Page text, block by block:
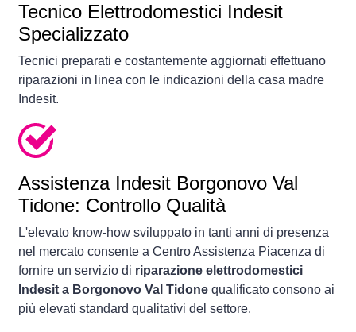
Tecnico Elettrodomestici Indesit
Specializzato
Tecnici preparati e costantemente aggiornati effettuano
riparazioni in linea con le indicazioni della casa madre
Indesit.
Assistenza Indesit Borgonovo Val
Tidone: Controllo Qualità
L'elevato know-how sviluppato in tanti anni di presenza
nel mercato consente a Centro Assistenza Piacenza di
fornire un servizio di riparazione elettrodomestici
Indesit a Borgonovo Val Tidone qualificato consono ai
più elevati standard qualitativi del settore.